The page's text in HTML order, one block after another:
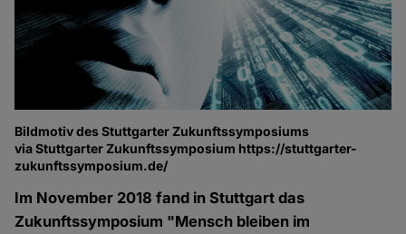
Bildmotiv des Stuttgarter Zukunftssymposiums
via Stuttgarter Zukunftssymposium https://stuttgarter-
zukunftssymposium.de/
Im November 2018 fand in Stuttgart das
Zukunftssymposium "Mensch bleiben im